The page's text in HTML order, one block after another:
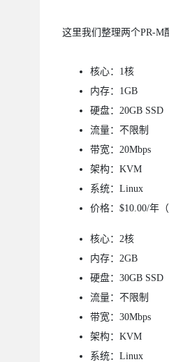
这里我们整理两个PR-M
核心：1核
内存：1GB
硬盘：20GB SSD
流量：不限制
带宽：20Mbps
架构：KVM
系统：Linux
价格：$10.00/年（
核心：2核
内存：2GB
硬盘：30GB SSD
流量：不限制
带宽：30Mbps
架构：KVM
系统：Linux